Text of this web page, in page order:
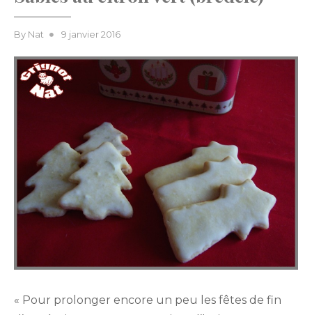
By Nat
Posted
9 janvier 2016
« Pour prolonger encore un peu les fêtes de fin